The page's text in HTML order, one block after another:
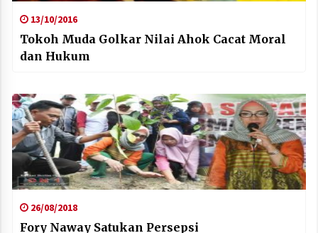
13/10/2016
Tokoh Muda Golkar Nilai Ahok Cacat Moral
dan Hukum
26/08/2018
Fory Naway Satukan Persepsi